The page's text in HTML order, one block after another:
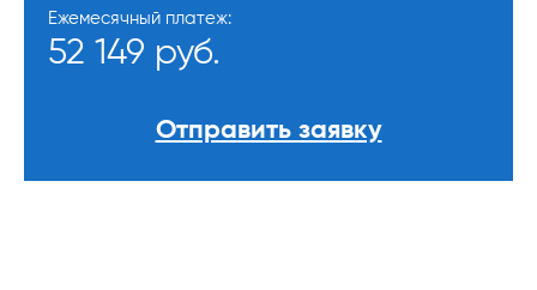
Ежемесячный платеж:
52 149 руб.
Отправить заявку